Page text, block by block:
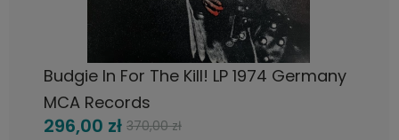
Budgie In For The Kill! LP 1974 Germany
MCA Records
296,00 zł 370,00 zł
DO KOSZYKA